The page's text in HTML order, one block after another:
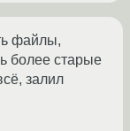
файлы,
более старые
залил